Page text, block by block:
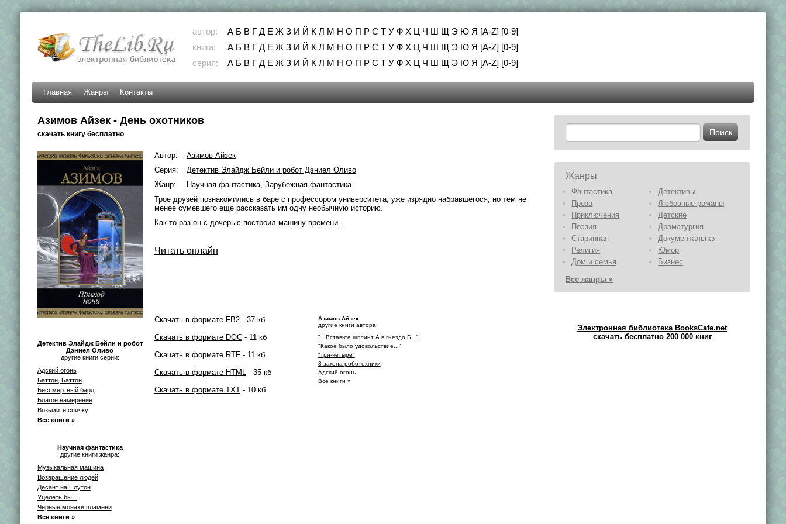
автор: А Б В Г Д Е Ж З И Й К Л М Н О П Р С Т У Ф Х Ц Ч Ш Щ Э Ю Я [A-Z] [0-9]
книга:
А Б В Г Д Е Ж З И Й К Л М Н О П Р С Т У Ф Х Ц Ч Ш Щ Э Ю Я [A-Z] [0-9]
серия:
А Б В Г Д Е Ж З И Й К Л М Н О П Р С Т У Ф Х Ц Ч Ш Щ Э Ю Я [A-Z] [0-9]
Главная Жанры Контакты
Азимов Айзек - День охотников
скачать книгу бесплатно
Детектив Элайдж Бейли и робот
Дэниел Оливо
другие книги серии:
Адский огонь
Баттон, Баттон
Бессмертный бард
Благое намерение
Возьмите спичку
Все книги »
Научная фантастика
другие книги жанра:
Музыкальная машина
Возвращение людей
Десант на Плутон
Уцелеть бы...
Черные монахи пламени
Все книги »
Автор:
Азимов Айзек
Серия:
Детектив Элайдж Бейли и робот Дэниел Оливо
Жанр:
Научная фантастика, Зарубежная фантастика
Трое друзей познакомились в баре с профессором университета, уже изрядно набравшегося, но тем не
менее сумевшего еще рассказать им одну необычную историю.
Как-то раз он с дочерью построил машину времени…
Читать онлайн
Скачать в формате FB2- 37 кб
Скачать в формате DOC- 11 кб
Скачать в формате RTF- 11 кб
Скачать в формате HTML- 35 кб
Скачать в формате TXT- 10 кб
Азимов Айзек
другие книги автора:
"...Вставьте шплинт А в гнездо Б..."
"Какое было удовольствие..."
"три-четыре"
3 закона роботехники
Адский огонь
Все книги »
Жанры
Фантастика
Детективы
Проза
Любовные романы
Приключения
Детские
Поэзия
Драматургия
Старинная
Документальная
Религия
Юмор
Дом и семья
Бизнес
Все жанры »
Электронная библиотека BooksCafe.net
скачать бесплатно 200 000 книг